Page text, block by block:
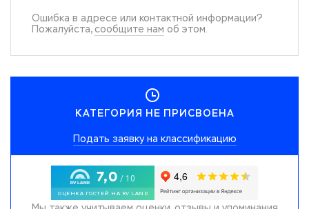
Ошибка в адресе или контактной информации?
Пожалуйста, сообщите нам об этом.
КАТЕГОРИЯ НЕ ПРИСВОЕНА
Подать заявку на классификацию